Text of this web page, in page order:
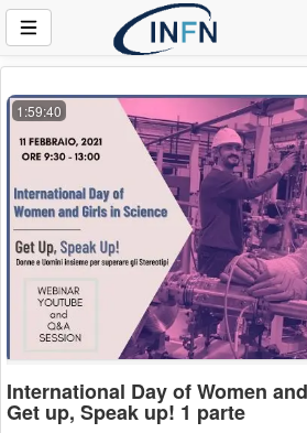
1:59:40
International Day of Women
Get up, Speak up! 1 parte